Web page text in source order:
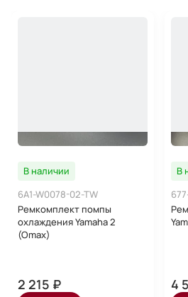
В наличии
6A1-W0078-02-TW
Ремкомплект помпы
охлаждения Yamaha 2
(Omax)
2 215 ₽
В
4